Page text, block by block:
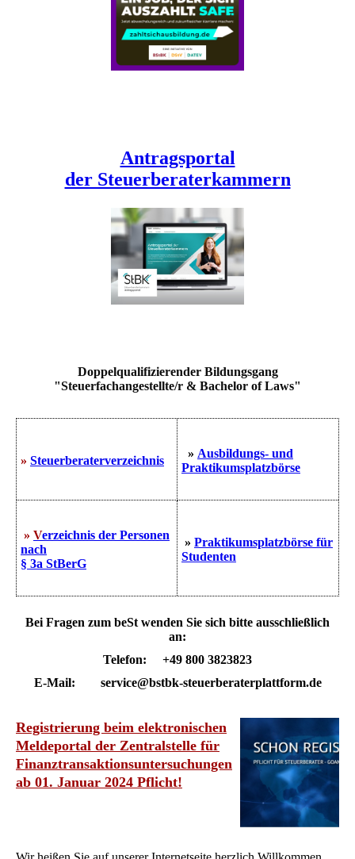
Antragsportal
der Steuerberaterkammern
Doppelqualifizierender Bildungsgang
"Steuerfachangestellte/r & Bachelor of Laws"
» Steuerberaterverzeichnis
» Ausbildungs- und
Praktikumsplatzbörse
» Verzeichnis der Personen
nach
§ 3a StBerG
» Praktikumsplatzbörse für
Studenten
Bei Fragen zum beSt wenden Sie sich bitte ausschließlich
an:
Telefon: +49 800 3823823
E-Mail: service@bstbk-steuerberaterplattform.de
Registrierung beim elektronischen
Meldeportal der Zentralstelle für
Finanztransaktionsuntersuchungen
ab 01. Januar 2024 Pflicht!